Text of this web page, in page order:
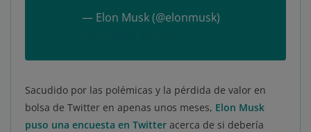
— Elon Musk (@elonmusk)
Sacudido por las polémicas y la pérdida de valor en
bolsa de Twitter en apenas unos meses, Elon Musk
puso una encuesta en Twitter acerca de si debería